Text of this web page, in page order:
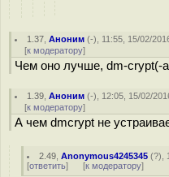
1.37 ,Аноним (-), 11:55, 15/02/
[к модератору]
Чем оно лучше, dm-crypt(-
1.39 ,Аноним (-), 12:05, 15/02/
[к модератору]
А чем dmcrypt не
2.49 ,Anonymous4245345 (?),
[ответить] [к модератору]